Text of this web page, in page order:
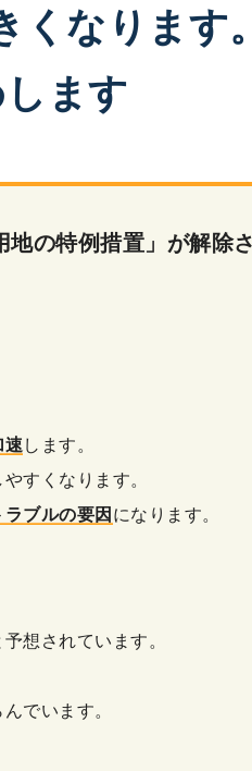
なります。
ます
の特例措置」が解除
速します。
やすくなります。
ブルの要因になります。
予想されています。
でいます。